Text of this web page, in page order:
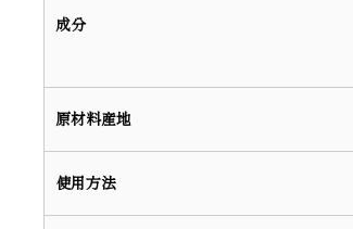
成分
原材料産地
使用方法